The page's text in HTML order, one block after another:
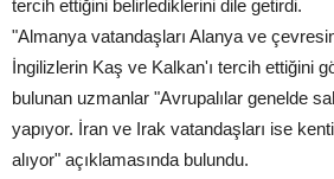
tercih ettiğini belirlediklerini dile getirdi.
"Almanya vatandaşları Alanya ve
İngilizlerin Kaş ve Kalkan'ı tercih ettiğini
bulunan uzmanlar "Avrupalılar genelde
yapıyor. İran ve Irak vatandaşları ise
alıyor" açıklamasında bulundu.